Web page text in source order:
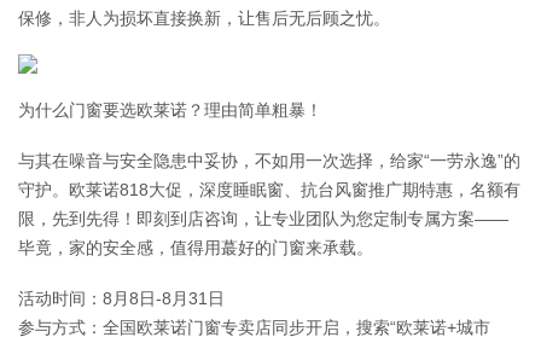
保修，非人为损坏直接换新，让售后无后顾之忧。
为什么门窗要选欧莱诺？理由简单粗暴！
与其在噪音与安全隐患中妥协，不如用一次选择，给家“一劳永逸”的
守护。欧莱诺818大促，深度睡眠窗、抗台风窗推广期特惠，名额有
限，先到先得！即刻到店咨询，让专业团队为您定制专属方案——
毕竟，家的安全感，值得用蕞好的门窗来承载。
活动时间：8月8日-8月31日
参与方式：全国欧莱诺门窗专卖店同步开启，搜索“欧莱诺+城市